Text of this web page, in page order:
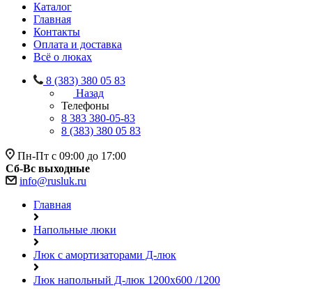
Каталог
Главная
Контакты
Оплата и доставка
Всё о люках
8 (383) 380 05 83
Назад
Телефоны
8 383 380-05-83
8 (383) 380 05 83
Пн-Пт с 09:00 до 17:00
Сб-Вс выходные
info@rusluk.ru
Главная
Напольные люки
Люк с амортизаторами Д-люк
Люк напольный Д-люк 1200х600 /1200